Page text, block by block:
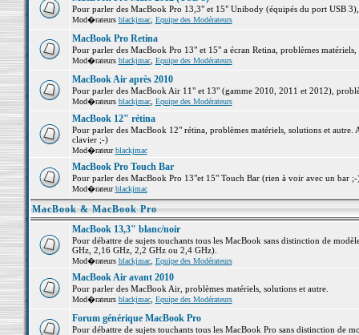
Pour parler des MacBook Pro 13,3" et 15" Unibody (équipés du port USB
Mod�rateurs blackjmac, Equipe des Modérateurs
MacBook Pro Retina
Pour parler des MacBook Pro 13" et 15" a écran Retina, problèmes matériels,
Mod�rateurs blackjmac, Equipe des Modérateurs
MacBook Air après 2010
Pour parler des MacBook Air 11" et 13" (gamme 2010, 2011 et 2012),
Mod�rateurs blackjmac, Equipe des Modérateurs
MacBook 12" rétina
Pour parler des MacBook 12" rétina, problèmes matériels, solutions et
clavier ;-)
Mod�rateurblackjmac
MacBook Pro Touch Bar
Pour parler des MacBook Pro 13"et 15" Touch Bar (rien à voir avec un bar
Mod�rateurblackjmac
MacBook & MacBook Pro
MacBook 13,3" blanc/noir
Pour débattre de sujets touchants tous les MacBook sans distinction de
GHz, 2,16 GHz, 2,2 GHz ou 2,4 GHz).
Mod�rateurs blackjmac, Equipe des Modérateurs
MacBook Air avant 2010
Pour parler des MacBook Air, problèmes matériels, solutions et autre.
Mod�rateurs blackjmac, Equipe des Modérateurs
Forum générique MacBook Pro
Pour débattre de sujets touchants tous les MacBook Pro sans distinction de